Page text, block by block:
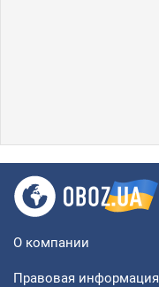
О компании
Правовая информация